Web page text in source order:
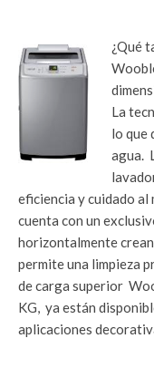
¿Qué
La
lo que
agua.
eficiencia y cuidado al
cuenta con un
horizontalmente
permite una limpieza
de carga superior
KG, ya están
aplicaciones